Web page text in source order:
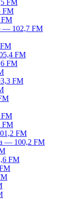
FM
FM
— 102,7 FM
FM
FM
FM
FM
FM
FM
— 100,2 FM
FM